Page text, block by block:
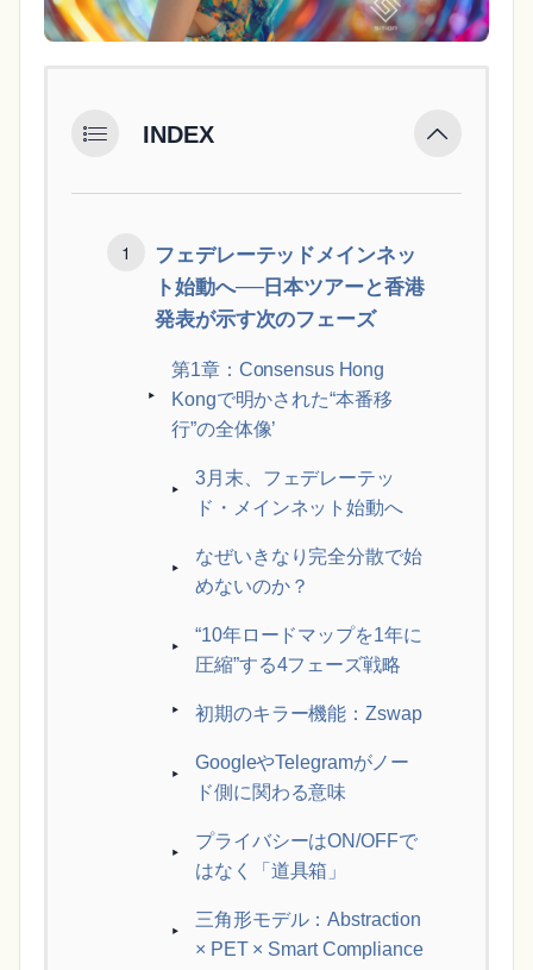
INDEX
フェデレーテッドメインネッ
ト始動へ──日本ツアーと香港
発表が示す次のフェーズ
第1章：Consensus Hong
Kongで明かされた“本番移
行”の全体像’
3月末、フェデレーテッ
ド・メインネット始動へ
なぜいきなり完全分散で始
めないのか？
“10年ロードマップを1年に
圧縮”する4フェーズ戦略
初期のキラー機能：Zswap
GoogleやTelegramがノー
ド側に関わる意味
プライバシーはON/OFFで
はなく「道具箱」
三角形モデル：Abstraction
× PET × Smart Compliance